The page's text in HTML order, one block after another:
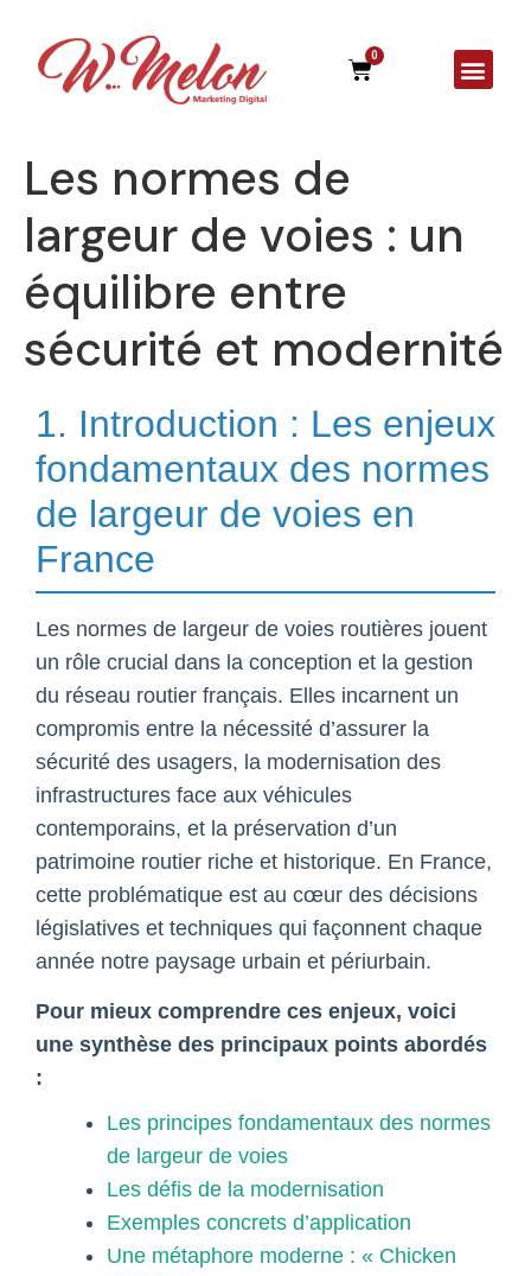
0
Les normes de
largeur de voies : un
équilibre entre
sécurité et modernité
1. Introduction : Les enjeux
fondamentaux des normes
de largeur de voies en
France
Les normes de largeur de voies routières jouent
un rôle crucial dans la conception et la gestion
du réseau routier français. Elles incarnent un
compromis entre la nécessité d’assurer la
sécurité des usagers, la modernisation des
infrastructures face aux véhicules
contemporains, et la préservation d’un
patrimoine routier riche et historique. En France,
cette problématique est au cœur des décisions
législatives et techniques qui façonnent chaque
année notre paysage urbain et périurbain.
Pour mieux comprendre ces enjeux, voici
une synthèse des principaux points abordés
:
Les principes fondamentaux des normes
de largeur de voies
Les défis de la modernisation
Exemples concrets d’application
Une métaphore moderne : « Chicken